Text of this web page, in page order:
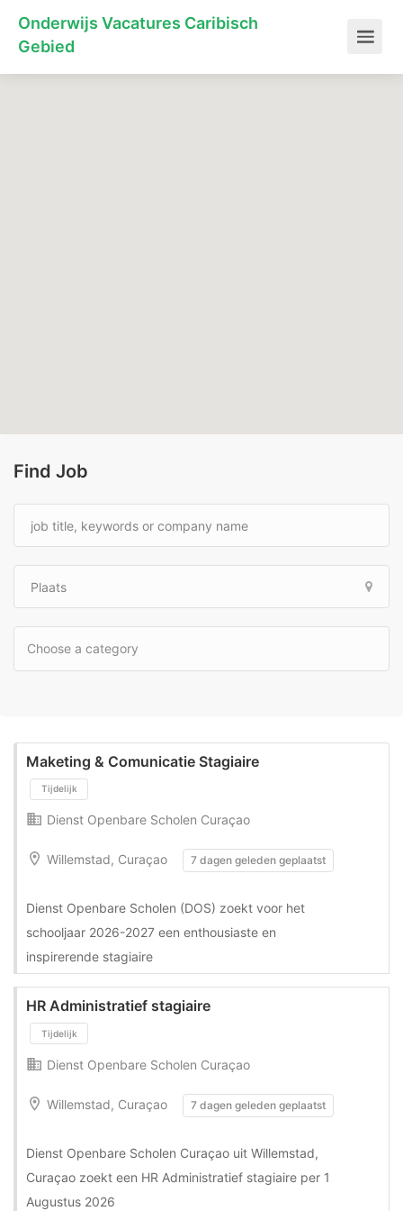
Onderwijs Vacatures Caribisch
Gebied
Find Job
Maketing & Comunicatie Stagiaire
Tijdelijk
Dienst Openbare Scholen Curaçao
Willemstad, Curaçao 7 dagen geleden geplaatst
Dienst Openbare Scholen (DOS) zoekt voor het
schooljaar 2026-2027 een enthousiaste en
inspirerende stagiaire
HR Administratief stagiaire
Dienst Openbare Scholen Curaçao
Willemstad, Curaçao 7 dagen geleden geplaatst
Dienst Openbare Scholen Curaçao uit Willemstad,
Curaçao zoekt een HR Administratief stagiaire per 1
Augustus 2026